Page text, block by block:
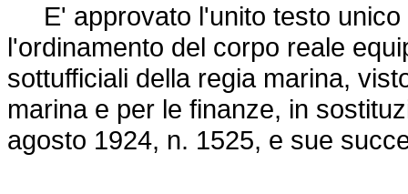
E' approvato l'unito testo unico
l'ordinamento del corpo reale
sottufficiali della regia marina,
marina e per le finanze, in
agosto 1924, n. 1525, e sue